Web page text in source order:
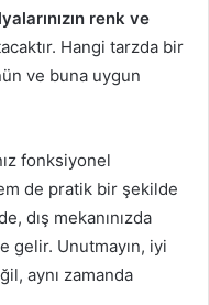
renk ve
Hangi tarzda bir
ve buna uygun
fonksiyonel
de pratik bir şekilde
dış mekanınızda
gelir. Unutmayın, iyi
aynı zamanda